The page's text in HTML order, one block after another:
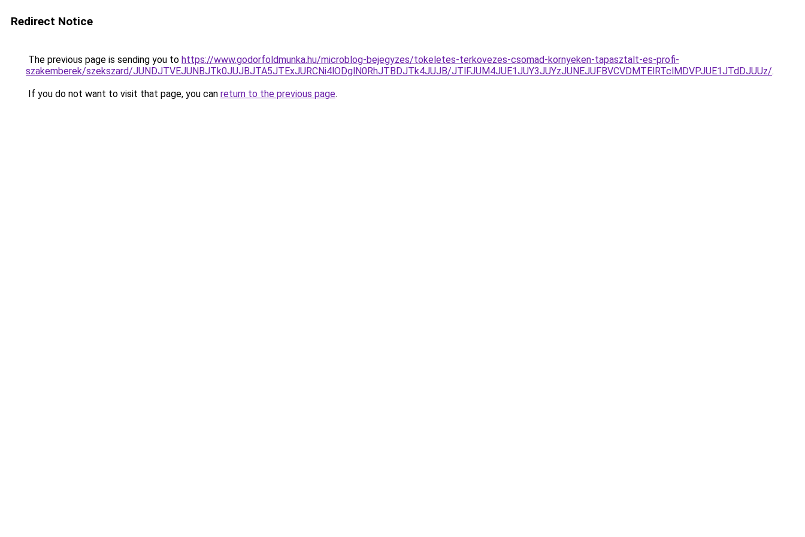
Redirect Notice
The previous page is sending you to https://www.godorfoldmunka.hu/microblog-bejegyzes/tokeletes-terkovezes-csomad-kornyeken-tapasztalt-es-profi-
szakemberek/szekszard/JUNDJTVEJUNBJTk0JUJBJTA5JTExJURCNi4lODglN0RhJTBDJTk4JUJB/JTlFJUM4JUE1JUY3JUYzJUNEJUFBVCVDMTElRTclMDVPJUE1JTdDJUUz/.
If you do not want to visit that page, you can return to the previous page.